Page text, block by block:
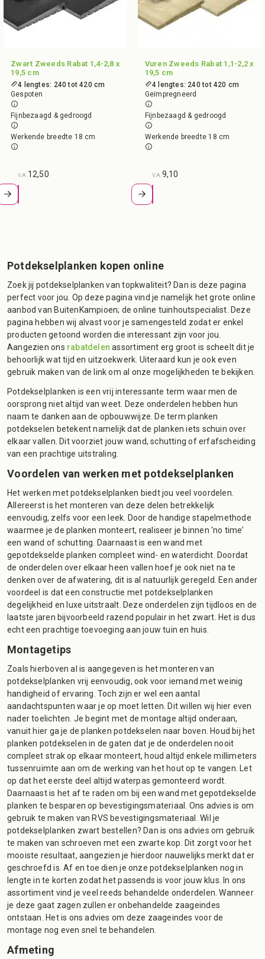
Zwart Zweeds Rabat 1,4-2,8 x
19,5 cm
4 lengtes: 240 tot 420 cm
Gespoten
Fijnbezaagd & gedroogd
Werkende breedte 18 cm
V.A.12,50
Vuren Zweeds Rabat 1,1-2,2 x
19,5 cm
4 lengtes: 240 tot 420 cm
Geïmpregneerd
Fijnbezaagd & gedroogd
Werkende breedte 18 cm
V.A.9,10
Potdekselplanken kopen online
Zoek jij potdekselplanken van topkwaliteit? Dan is deze pagina
perfect voor jou. Op deze pagina vind je namelijk het grote online
aanbod van BuitenKampioen; de online tuinhoutspecialist. Deze
pagina hebben wij alvast voor je samengesteld zodat er enkel
producten getoond worden die interessant zijn voor jou.
Aangezien ons rabatdelenassortiment erg groot is scheelt dit je
behoorlijk wat tijd en uitzoekwerk. Uiteraard kun je ook even
gebruik maken van de link om al onze mogelijkheden te bekijken.
Potdekselplanken is een vrij interessante term waar men de
oorsprong niet altijd van weet. Deze onderdelen hebben hun
naam te danken aan de opbouwwijze. De term planken
potdekselen betekent namelijk dat de planken iets schuin over
elkaar vallen. Dit voorziet jouw wand, schutting of erfafscheiding
van een prachtige uitstraling.
Voordelen van werken met potdekselplanken
Het werken met potdekselplanken biedt jou veel voordelen.
Allereerst is het monteren van deze delen betrekkelijk
eenvoudig, zelfs voor een leek. Door de handige stapelmethode
waarmee je de planken monteert, realiseer je binnen ‘no time’
een wand of schutting. Daarnaast is een wand met
gepotdekselde planken compleet wind- en waterdicht. Doordat
de onderdelen over elkaar heen vallen hoef je ook niet na te
denken over de afwatering, dit is al natuurlijk geregeld. Een ander
voordeel is dat een constructie met potdekselplanken
degelijkheid en luxe uitstraalt. Deze onderdelen zijn tijdloos en de
laatste jaren bijvoorbeeld razend populair in het zwart. Het is dus
echt een prachtige toevoeging aan jouw tuin en huis.
Montagetips
Zoals hierboven al is aangegeven is het monteren van
potdekselplanken vrij eenvoudig, ook voor iemand met weinig
handigheid of ervaring. Toch zijn er wel een aantal
aandachtspunten waar je op moet letten. Dit willen wij hier even
nader toelichten. Je begint met de montage altijd onderaan,
vanuit hier ga je de planken potdekselen naar boven. Houd bij het
planken potdekselen in de gaten dat je de onderdelen nooit
compleet strak op elkaar monteert, houd altijd enkele millimeters
tussenruimte aan om de werking van het hout op te vangen. Let
op dat het eerste deel altijd waterpas gemonteerd wordt.
Daarnaast is het af te raden om bij een wand met gepotdekselde
planken te besparen op bevestigingsmateriaal. Ons advies is om
gebruik te maken van RVS bevestigingsmateriaal. Wil je
potdekselplanken zwart bestellen? Dan is ons advies om gebruik
te maken van schroeven met een zwarte kop. Dit zorgt voor het
mooiste resultaat, aangezien je hierdoor nauwelijks merkt dat er
geschroefd is. Af en toe dien je onze potdekselplanken nog in
lengte in te korten zodat het passends is voor jouw klus. In ons
assortiment vind je veel reeds behandelde onderdelen. Wanneer
je deze gaat zagen zullen er onbehandelde zaageindes
ontstaan. Het is ons advies om deze zaageindes voor de
montage nog even snel te behandelen.
Afmeting